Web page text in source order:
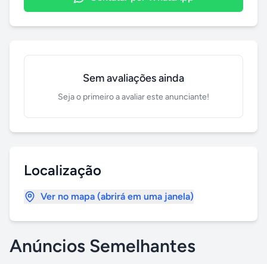
Sem avaliações ainda
Seja o primeiro a avaliar este anunciante!
Localização
Ver no mapa (abrirá em uma janela)
Anúncios Semelhantes